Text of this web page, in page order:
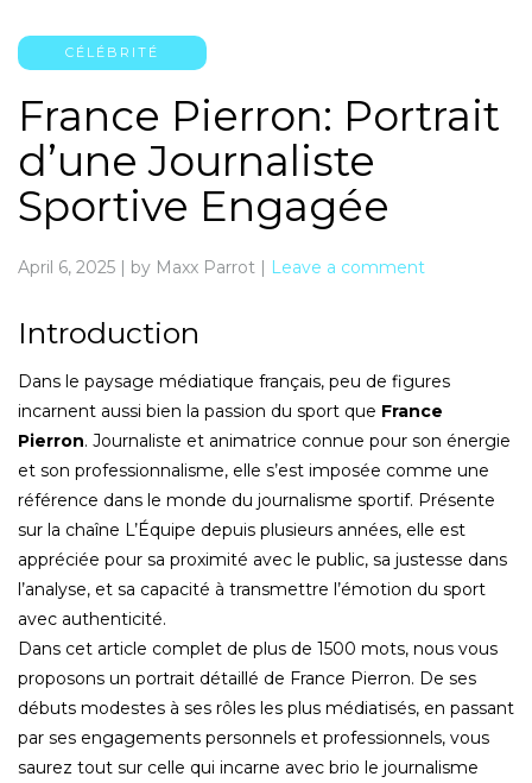
CÉLÉBRITÉ
France Pierron: Portrait
d’une Journaliste
Sportive Engagée
April 6, 2025 | by Maxx Parrot | Leave a comment
Introduction
Dans le paysage médiatique français, peu de figures
incarnent aussi bien la passion du sport que France
Pierron. Journaliste et animatrice connue pour son énergie
et son professionnalisme, elle s’est imposée comme une
référence dans le monde du journalisme sportif. Présente
sur la chaîne L’Équipe depuis plusieurs années, elle est
appréciée pour sa proximité avec le public, sa justesse dans
l’analyse, et sa capacité à transmettre l’émotion du sport
avec authenticité.
Dans cet article complet de plus de 1500 mots, nous vous
proposons un portrait détaillé de France Pierron. De ses
débuts modestes à ses rôles les plus médiatisés, en passant
par ses engagements personnels et professionnels, vous
saurez tout sur celle qui incarne avec brio le journalisme